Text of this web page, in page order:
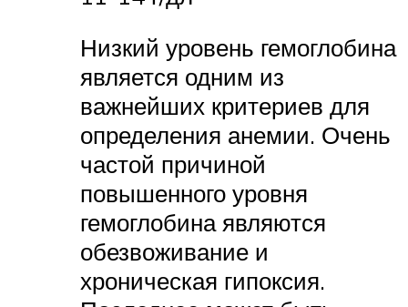
Низкий уровень гемоглобина
является одним из
важнейших критериев для
определения анемии. Очень
частой причиной
повышенного уровня
гемоглобина являются
обезвоживание и
хроническая гипоксия.